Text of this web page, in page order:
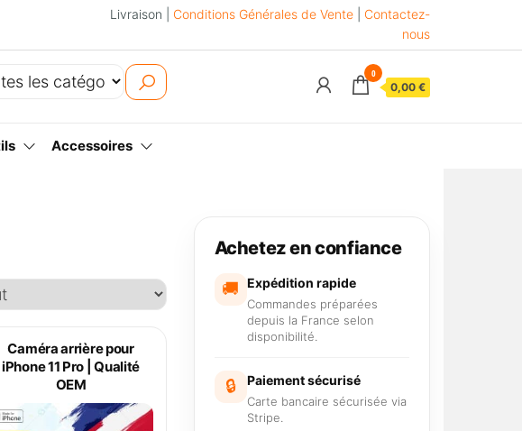
Livraison | Conditions Générales de Vente
Contactez-
nous
0
0,00 €
Accessoires
Caméra arrière pour
iPhone 11 Pro | Qualité
OEM
Achetez en confiance
🚚 Expédition rapide
Commandes préparées
depuis la France selon
disponibilité.
🔒 Paiement sécurisé
Carte bancaire sécurisée via
Stripe.